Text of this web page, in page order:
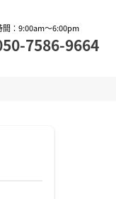
間：9:00am～6:00pm
7586-9664